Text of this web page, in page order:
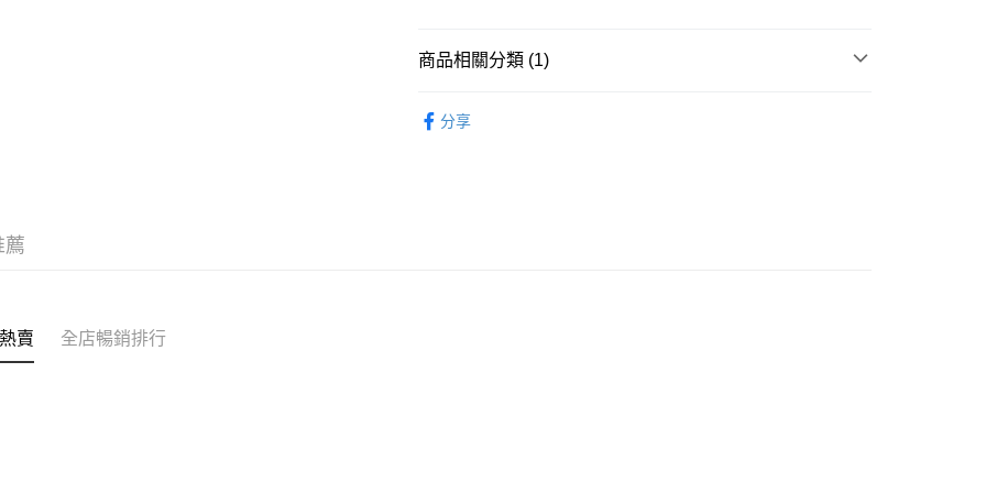
每筆HK$100.00，滿HK$500.00或以上免運費
商品相關分類 (1)
分享
薦
賣 全店暢銷排行